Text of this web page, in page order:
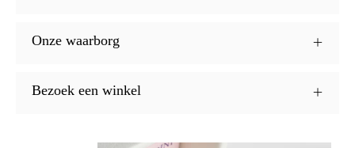
Onze waarborg
Bezoek een winkel